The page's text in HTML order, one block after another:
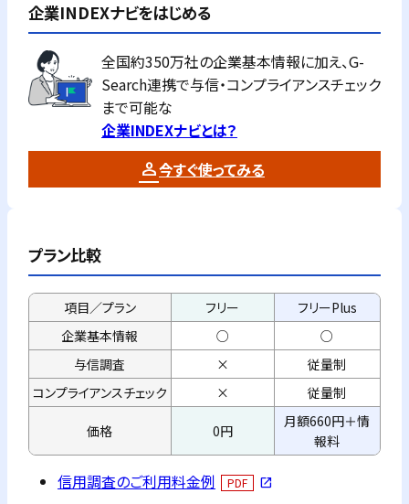
企業INDEXナビをはじめる
全国約350万社の企業基本情報に加え、G-
Search連携で与信・コンプライアンスチェック
まで可能な
企業INDEXナビとは？
今すぐ使ってみる
プラン比較
項目／プラン フリー
フリーPlus
企業基本情報
○
○
与信調査
×
従量制
コンプライアンスチェック × 従量制
価格 0円
月額660円＋情
報料
信用調査のご利用料金例 PDF open_in_new